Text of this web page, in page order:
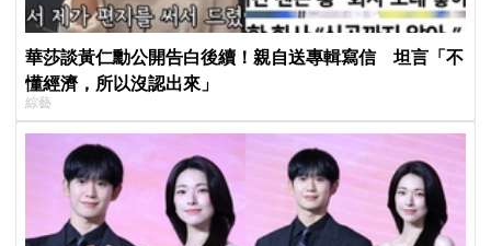
華莎談黃仁勳公開告白後續！親自送專輯寫信 坦言「不
懂經濟，所以沒認出來」
綜藝